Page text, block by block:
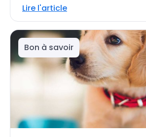
Lire l'article
Bon à savoir